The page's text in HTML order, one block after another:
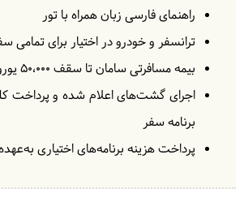
شنبه September 6, 2025 | 1404/06/15
به سمت دریاچه و یورت‌های
رسیدن به کنار دریاچه و یورت‌های
زمان آزاد برای گشت در طبیعت
و سیاق قرقیزها را خواهیم داشت
راهنمای فارسی زبان همراه با تور
ترانسفر و خودرو در اختیار برای تمامی
بیمه مسافرتی سامان تا سقف 50،۰۰۰ یورو
اجرای گشت‌های اعلام شده و پرداخت
برنامه سفر
پرداخت هزینه برنامه‌های اختیاری